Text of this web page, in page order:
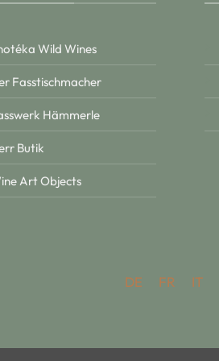
Wild Wines
Fasstischmacher
Hämmerle
Butik
Art Objects
DE FR IT